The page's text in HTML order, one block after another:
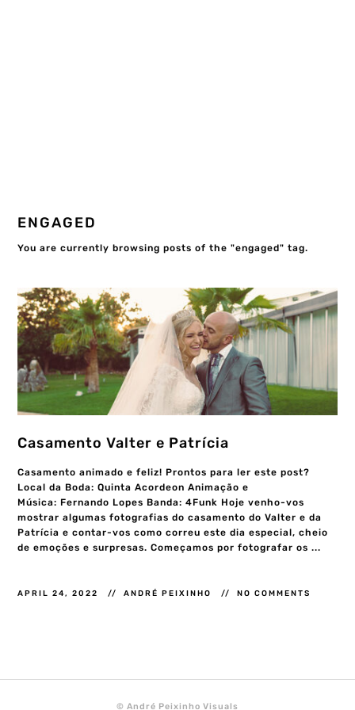
ENGAGED
You are currently browsing posts of the "engaged" tag.
Casamento Valter e Patrícia
Casamento animado e feliz! Prontos para ler este post?
Local da Boda: Quinta Acordeon Animação e
Música: Fernando Lopes Banda: 4Funk Hoje venho-vos
mostrar algumas fotografias do casamento do Valter e da
Patrícia e contar-vos como correu este dia especial, cheio
de emoções e surpresas. Começamos por fotografar os ...
APRIL 24, 2022 ANDRÉ PEIXINHO NO COMMENTS
© André Peixinho Visuals